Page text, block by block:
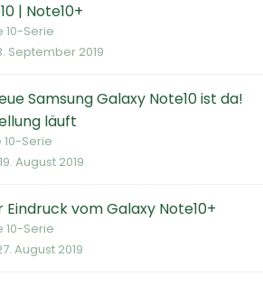
| Note10+
10-Serie
September 2019
Samsung Galaxy Note10 ist da!
läuft
10-Serie
19. August 2019
vom Galaxy Note10+
10-Serie
August 2019